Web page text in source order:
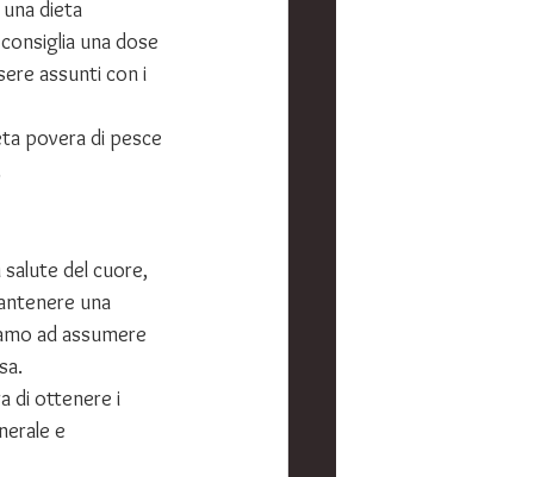
dieta
una dose
assunti con i
povera di pesce
del cuore,
una
ad assumere
di ottenere i
e